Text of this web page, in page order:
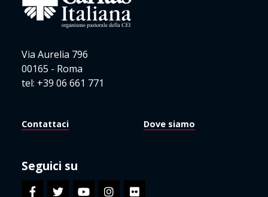
Via Aurelia 796
00165 - Roma
tel: +39 06 661 771
Contattaci Dove siamo
Seguici su